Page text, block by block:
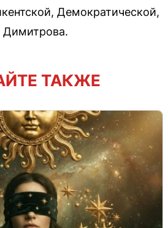
Демократической,
Димитрова.
ТАКЖЕ